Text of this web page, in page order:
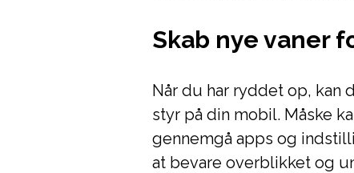
Skab nye vaner
Når du har ryddet op, kan
styr på din mobil. Måske
gennemgå apps og
at bevare overblikket og